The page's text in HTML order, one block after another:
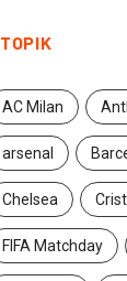
TOPIK
AC Milan
arsenal
Chelsea
FIFA Matchday